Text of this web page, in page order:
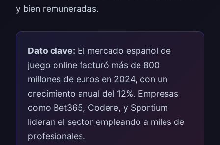
y bien remuneradas.
Dato clave: El mercado español de
juego online facturó más de 800
millones de euros en 2024, con un
crecimiento anual del 12%. Empresas
como Bet365, Codere, y Sportium
lideran el sector empleando a miles de
profesionales.